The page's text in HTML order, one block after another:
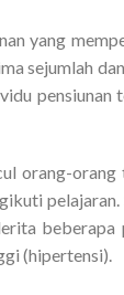
yang
sejumlah
orang-
(hipertensi).